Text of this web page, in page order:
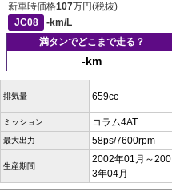
新車時価格107万円(税抜)
JC08
-km/L
満タンでどこまで走る？
-km
排気量 659cc
ミッション コラム4AT
最大出力 58ps/7600rpm
生産期間
2002年01月～200
3年04月